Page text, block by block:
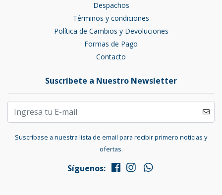
Despachos
Términos y condiciones
Política de Cambios y Devoluciones
Formas de Pago
Contacto
Suscríbete a Nuestro Newsletter
Suscríbase a nuestra lista de email para recibir primero noticias y
ofertas.
Síguenos: